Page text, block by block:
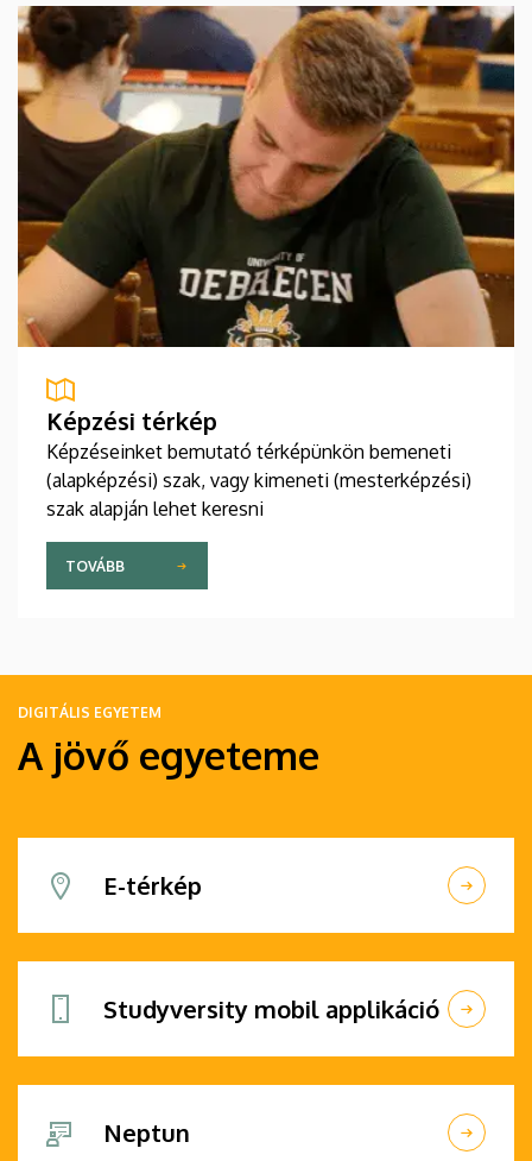
Képzési térkép
Képzéseinket bemutató térképünkön bemeneti
(alapképzési) szak, vagy kimeneti (mesterképzési)
szak alapján lehet keresni
TOVÁBB
DIGITÁLIS EGYETEM
A jövő egyeteme
E-térkép
Studyversity mobil applikáció
Neptun